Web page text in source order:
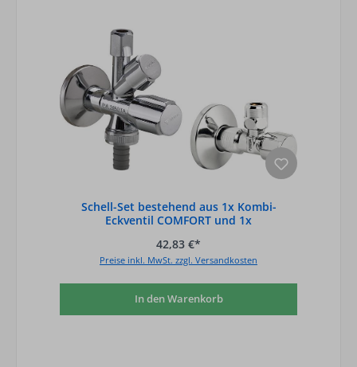
Schell-Set bestehend aus 1x Kombi-
Eckventil COMFORT und 1x
42,83 €*
Preise inkl. MwSt. zzgl. Versandkosten
In den Warenkorb